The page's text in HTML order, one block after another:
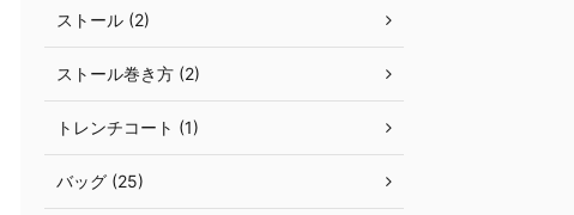
ストール (2)
ストール巻き方 (2)
トレンチコート (1)
バッグ (25)